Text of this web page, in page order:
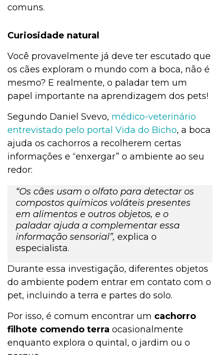
comuns.
Curiosidade natural
Você provavelmente já deve ter escutado que
os cães exploram o mundo com a boca, não é
mesmo? E realmente, o paladar tem um
papel importante na aprendizagem dos pets!
Segundo Daniel Svevo, médico-veterinário
entrevistado pelo portal Vida do Bicho, a boca
ajuda os cachorros a recolherem certas
informações e “enxergar” o ambiente ao seu
redor:
“Os cães usam o olfato para detectar os
compostos químicos voláteis presentes
em alimentos e outros objetos, e o
paladar ajuda a complementar essa
informação sensorial”, explica o
especialista.
Durante essa investigação, diferentes objetos
do ambiente podem entrar em contato com o
pet, incluindo a terra e partes do solo.
Por isso, é comum encontrar um cachorro
filhote comendo terra ocasionalmente
enquanto explora o quintal, o jardim ou o